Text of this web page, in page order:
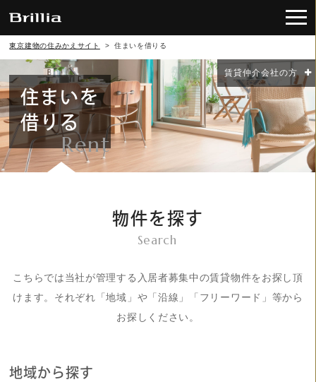
東京建物の住みかえサイト > 住まいを借りる
住まいを
借りる
Rent
賃貸仲介会社の方
物件を探す
Search
こちらでは当社が管理する入居者募集中の賃貸物件をお探し頂
けます。それぞれ「地域」や「沿線」「フリーワード」等から
お探しください。
地域から探す